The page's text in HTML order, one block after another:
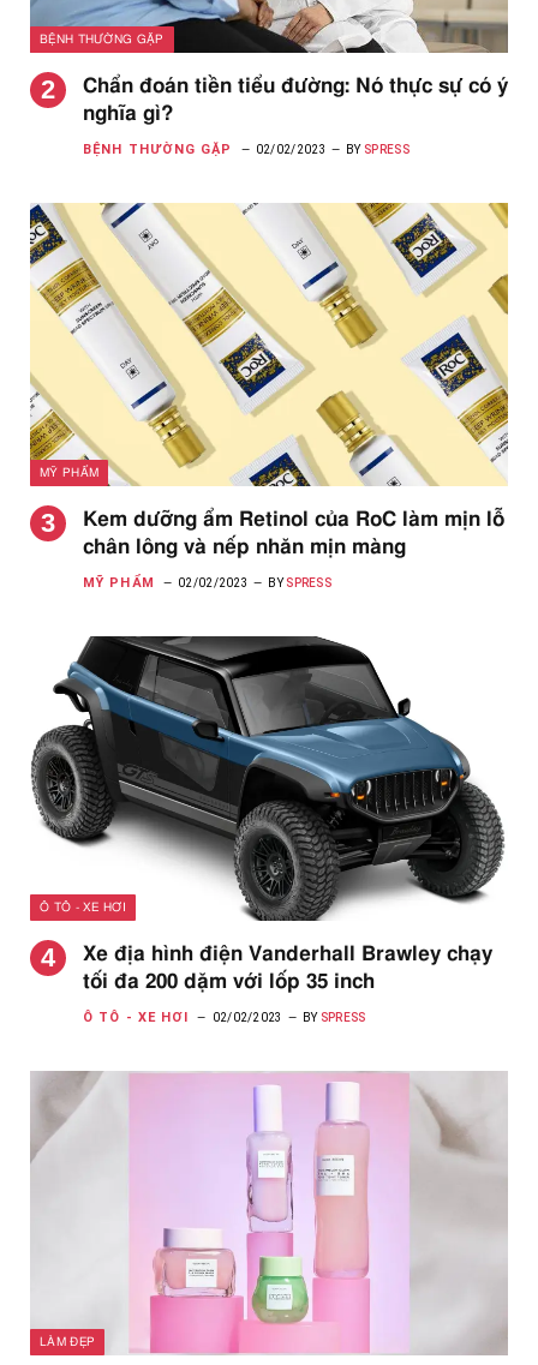
BỆNH THƯỜNG GẶP
Chẩn đoán tiền tiểu đường: Nó thực sự có ý
nghĩa gì?
BỆNH THƯỜNG GẶP 02/02/2023 BY SPRESS
MỸ PHẨM
Kem dưỡng ẩm Retinol của RoC làm mịn lỗ
chân lông và nếp nhăn mịn màng
MỸ PHẨM 02/02/2023 BY SPRESS
Ô TÔ - XE HƠI
Xe địa hình điện Vanderhall Brawley chạy
tối đa 200 dặm với lốp 35 inch
Ô TÔ - XE HƠI 02/02/2023 BY SPRESS
LÀM ĐẸP